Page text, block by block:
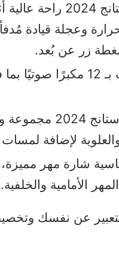
يقدم موستانج 2024
وعجلة قيادة
زر عن بُعد.
يوفر موستانج
والعلوية لإضافة
شارة مهر
الأمامية والخلفية.
عن نفسك